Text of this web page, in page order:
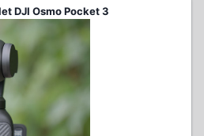
DJI Osmo Pocket 3